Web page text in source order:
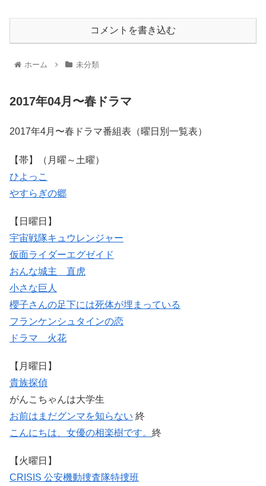
コメントを書き込む
ホーム 未分類
2017年04月〜春ドラマ
2017年4月〜春ドラマ番組表（曜日別一覧表）
【帯】（月曜～土曜）
ひよっこ
やすらぎの郷
【日曜日】
宇宙戦隊キュウレンジャー
仮面ライダーエグゼイド
おんな城主 直虎
小さな巨人
櫻子さんの足下には死体が埋まっている
フランケンシュタインの恋
ドラマ 火花
【月曜日】
貴族探偵
がんこちゃんは大学生
お前はまだグンマを知らない 終
こんにちは、女優の相楽樹です。 終
【火曜日】
CRISIS 公安機動捜査隊特捜班